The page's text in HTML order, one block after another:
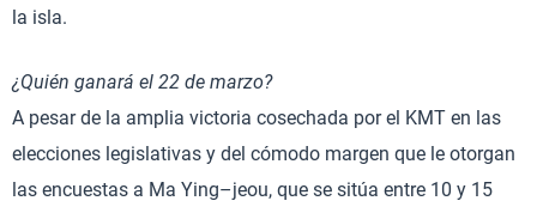
la isla.
¿Quién ganará el 22 de marzo?
A pesar de la amplia victoria cosechada por el KMT en las
elecciones legislativas y del cómodo margen que le otorgan
las encuestas a Ma Ying–jeou, que se sitúa entre 10 y 15